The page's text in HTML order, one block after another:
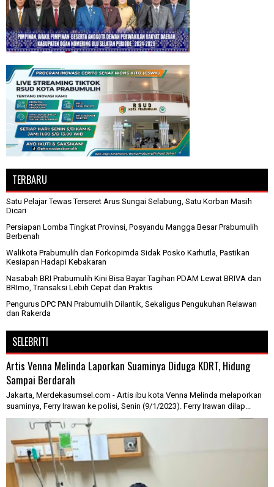
TERBARU
Satu Pelajar Tewas Terseret Arus Sungai Selabung, Satu Korban Masih
Dicari
Persiapan Lomba Tingkat Provinsi, Posyandu Mangga Besar Prabumulih
Berbenah
Walikota Prabumulih dan Forkopimda Sidak Posko Karhutla, Pastikan
Kesiapan Hadapi Kebakaran
Nasabah BRI Prabumulih Kini Bisa Bayar Tagihan PDAM Lewat BRIVA dan
BRImo, Transaksi Lebih Cepat dan Praktis
Pengurus DPC PAN Prabumulih Dilantik, Sekaligus Pengukuhan Relawan
dan Rakerda
SELEBRITI
Artis Venna Melinda Laporkan Suaminya Diduga KDRT, Hidung
Sampai Berdarah
Jakarta, Merdekasumsel.com - Artis ibu kota Venna Melinda melaporkan
suaminya, Ferry Irawan ke polisi, Senin (9/1/2023). Ferry Irawan dilap...